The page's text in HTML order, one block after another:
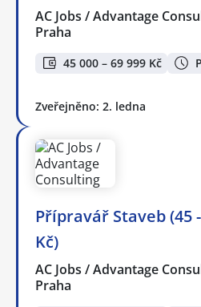
AC Jobs / Advantage
Praha
45 000 – 69 999 Kč
Zveřejněno: 2. ledna
Přípravář Staveb (45
Kč)
AC Jobs / Advantage
Praha